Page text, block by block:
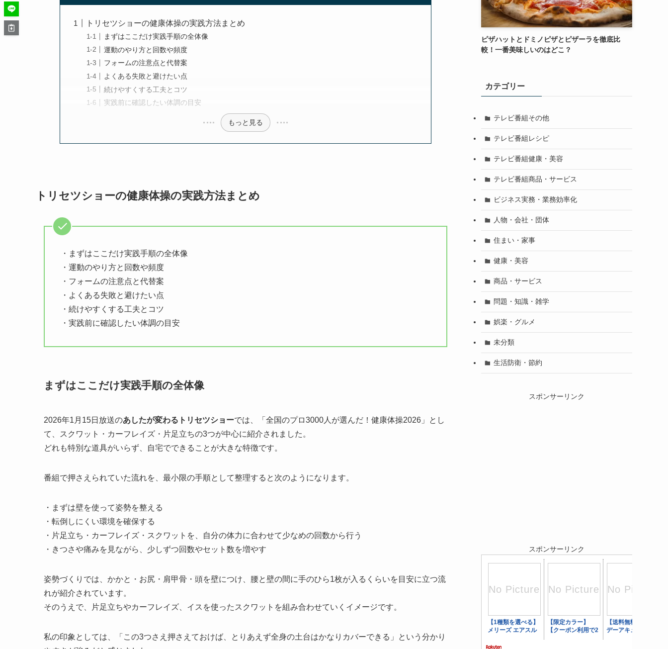
トリセツショーの健康体操の実践方法まとめ
まずはここだけ実践手順の全体像
運動のやり方と回数や頻度
フォームの注意点と代替案
よくある失敗と避けたい点
続けやすくする工夫とコツ
実践前に確認したい体調の目安
もっと見る
トリセツショーの健康体操の実践方法まとめ
・まずはここだけ実践手順の全体像
・運動のやり方と回数や頻度
・フォームの注意点と代替案
・よくある失敗と避けたい点
・続けやすくする工夫とコツ
・実践前に確認したい体調の目安
まずはここだけ実践手順の全体像
2026年1月15日放送のあしたが変わるトリセツショーでは、「全国のプロ3000人が選んだ！健康体操2026」とし
て、スクワット・カーフレイズ・片足立ちの3つが中心に紹介されました。
どれも特別な道具がいらず、自宅でできることが大きな特徴です。
番組で押さえられていた流れを、最小限の手順として整理すると次のようになります。
・まずは壁を使って姿勢を整える
・転倒しにくい環境を確保する
・片足立ち・カーフレイズ・スクワットを、自分の体力に合わせて少なめの回数から行う
・きつさや痛みを見ながら、少しずつ回数やセット数を増やす
姿勢づくりでは、かかと・お尻・肩甲骨・頭を壁につけ、腰と壁の間に手のひら1枚が入るくらいを目安に立つ流
れが紹介されています。
そのうえで、片足立ちやカーフレイズ、イスを使ったスクワットを組み合わせていくイメージです。
私の印象としては、「この3つさえ押さえておけば、とりあえず全身の土台はかなりカバーできる」という分かり
ピザハットとドミノピザとピザーラを徹底比
較！一番美味しいのはどこ？
カテゴリー
テレビ番組その他
テレビ番組レシピ
テレビ番組健康・美容
テレビ番組商品・サービス
ビジネス実務・業務効率化
人物・会社・団体
住まい・家事
健康・美容
商品・サービス
問題・知識・雑学
娯楽・グルメ
未分類
生活防衛・節約
スポンサーリンク
スポンサーリンク